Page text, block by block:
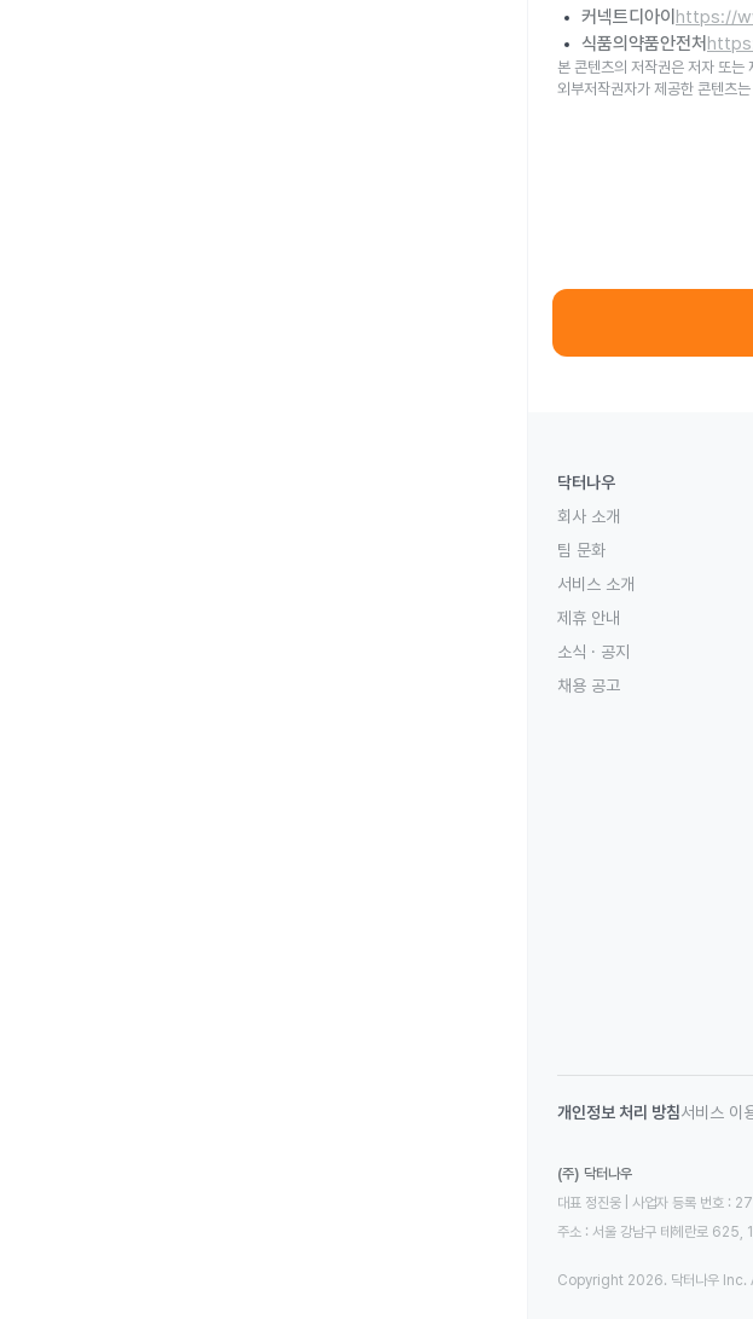
커넥트디아이 https://
식품의약품안전처
본 콘텐츠의 저작권은 저자 또는
외부저작권자가 제공한 콘텐츠
닥터나우
회사 소개
팀 문화
서비스 소개
제휴 안내
소식 · 공지
채용 공고
개인정보 처리 방침서비스 이
(주) 닥터나우
대표 정진웅 | 사업자 등록 번호
주소 : 서울 강남구 테헤란로 625,
Copyright 2026. 닥터나우